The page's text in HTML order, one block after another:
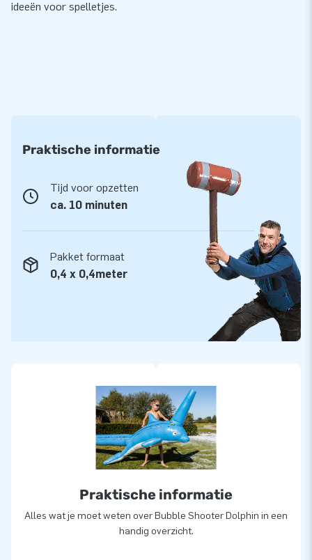
ideeën voor spelletjes.
Praktische informatie
Tijd voor opzetten
ca. 10 minuten
Pakket formaat
0,4 x 0,4meter
Praktische informatie
Alles wat je moet weten over Bubble Shooter Dolphin in een
handig overzicht.